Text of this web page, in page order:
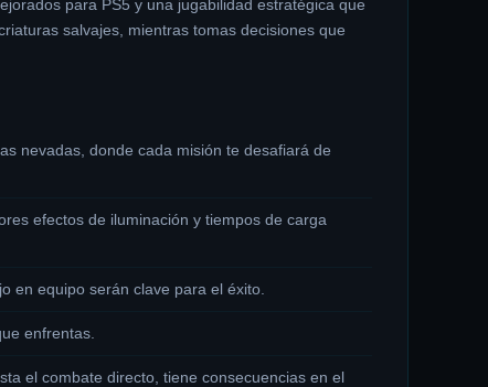
para PS5 y una jugabilidad estratégica que
salvajes, mientras tomas decisiones que
nevadas, donde cada misión te desafiará de
efectos de iluminación y tiempos de carga
en equipo serán clave para el éxito.
enfrentas.
el combate directo, tiene consecuencias en el